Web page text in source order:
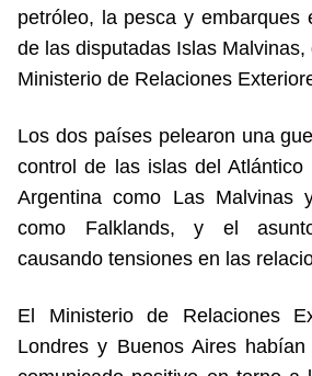
petróleo, la pesca y embarques
de las disputadas Islas Malvinas,
Ministerio de Relaciones
Los dos países pelearon una
control de las islas del Atlántico
Argentina como Las Malvinas
como Falklands, y el
causando tensiones en las
El Ministerio de Relaciones
Londres y Buenos Aires